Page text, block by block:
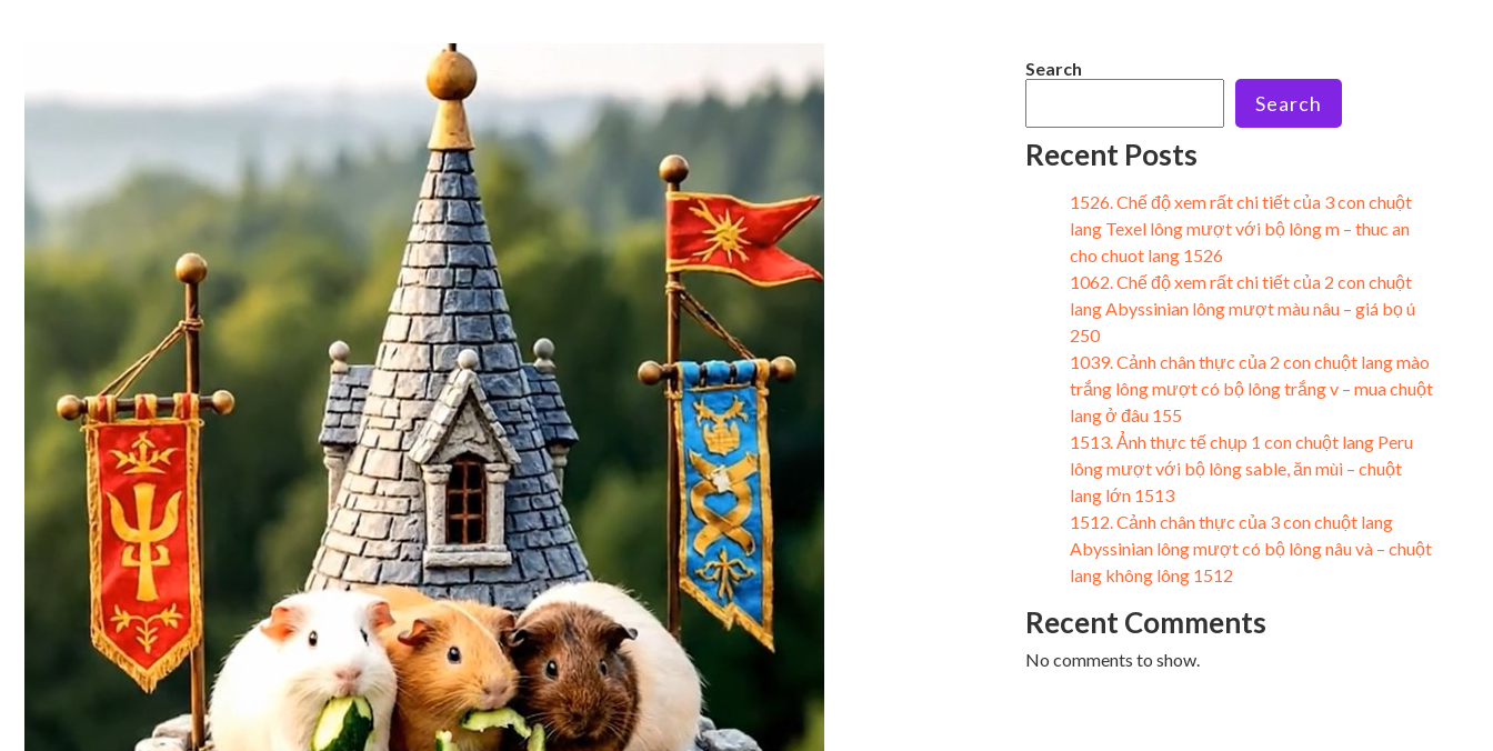
Search
Search
Recent Posts
1526. Chế độ xem rất chi tiết của 3 con chuột
lang Texel lông mượt với bộ lông m – thuc an
cho chuot lang 1526
1062. Chế độ xem rất chi tiết của 2 con chuột
lang Abyssinian lông mượt màu nâu – giá bọ ú
250
1039. Cảnh chân thực của 2 con chuột lang mào
trắng lông mượt có bộ lông trắng v – mua chuột
lang ở đâu 155
1513. Ảnh thực tế chụp 1 con chuột lang Peru
lông mượt với bộ lông sable, ăn mùi – chuột
lang lớn 1513
1512. Cảnh chân thực của 3 con chuột lang
Abyssinian lông mượt có bộ lông nâu và – chuột
lang không lông 1512
Recent Comments
No comments to show.